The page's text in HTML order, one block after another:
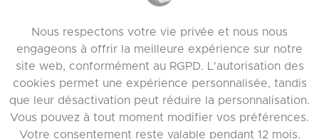
Conditions d’utilisation
Notes de version
Nous respectons votre vie privée et nous nous
engageons à offrir la meilleure expérience sur notre
site web, conformément au RGPD. L'autorisation des
cookies permet une expérience personnalisée, tandis
que leur désactivation peut réduire la personnalisation.
Vous pouvez à tout moment modifier vos préférences.
Votre consentement reste valable pendant 12 mois.